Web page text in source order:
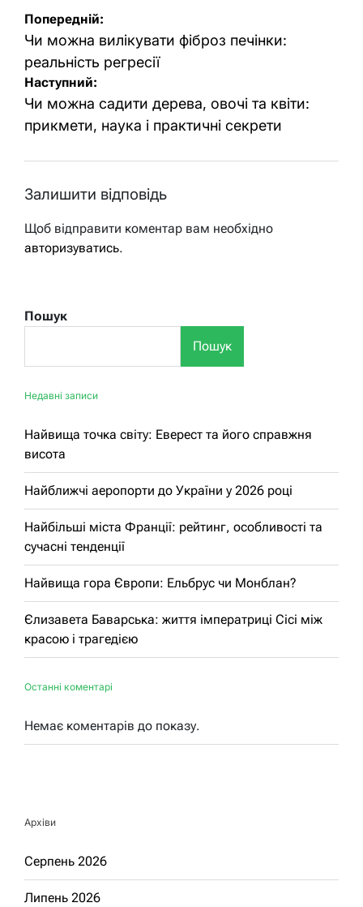
Навігація
записів
Попередній:
Чи можна вилікувати фіброз печінки:
реальність регресії
Наступний:
Чи можна садити дерева, овочі та квіти:
прикмети, наука і практичні секрети
Залишити відповідь
Щоб відправити коментар вам необхідно
авторизуватись.
Пошук
Пошук
Недавні записи
Найвища точка світу: Еверест та його справжня
висота
Найближчі аеропорти до України у 2026 році
Найбільші міста Франції: рейтинг, особливості та
сучасні тенденції
Найвища гора Європи: Ельбрус чи Монблан?
Єлизавета Баварська: життя імператриці Сісі між
красою і трагедією
Останні коментарі
Немає коментарів до показу.
Архіви
Серпень 2026
Липень 2026